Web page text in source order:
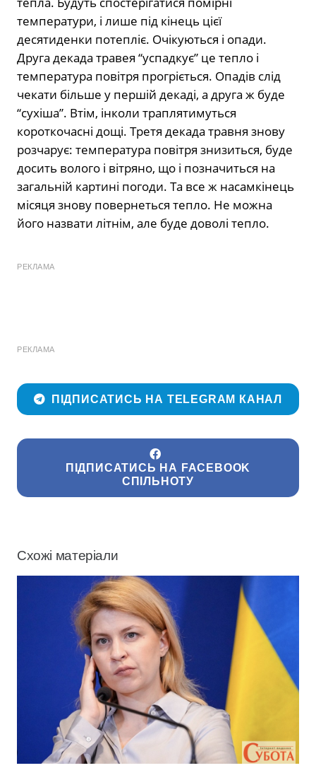
температури, і лише під кінець цієї
десятиденки потепліє. Очікуються і опади.
Друга декада травея “успадкує” це тепло і
температура повітря прогріється. Опадів слід
чекати більше у першій декаді, а друга ж буде
“сухіша”. Втім, інколи траплятимуться
короткочасні дощі. Третя декада травня знову
розчарує: температура повітря знизиться, буде
досить волого і вітряно, що і позначиться на
загальній картині погоди. Та все ж насамкінець
місяця знову повернеться тепло. Не можна
його назвати літнім, але буде доволі тепло.
РЕКЛАМА
РЕКЛАМА
ПІДПИСАТИСЬ НА TELEGRAM КАНАЛ
ПІДПИСАТИСЬ НА FACEBOOK
СПІЛЬНОТУ
Схожі матеріали